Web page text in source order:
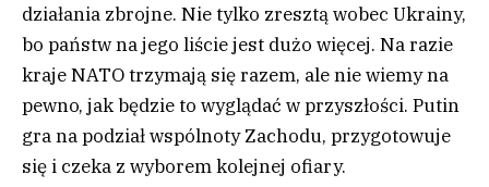
działania zbrojne. Nie tylko zresztą wobec Ukrainy,
bo państw na jego liście jest dużo więcej. Na razie
kraje NATO trzymają się razem, ale nie wiemy na
pewno, jak będzie to wyglądać w przyszłości. Putin
gra na podział wspólnoty Zachodu, przygotowuje
się i czeka z wyborem kolejnej ofiary.